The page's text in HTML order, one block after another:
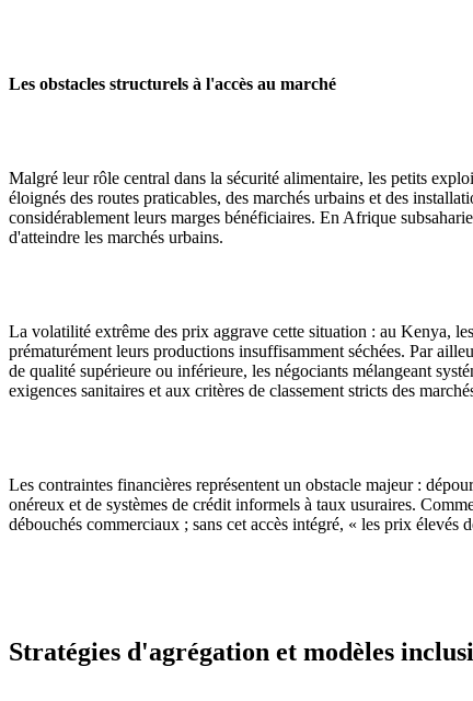
Les obstacles structurels à l'accès au marché
Malgré leur rôle central dans la sécurité alimentaire, les petits
éloignés des routes praticables, des marchés urbains et des
considérablement leurs marges bénéficiaires. En Afrique
d'atteindre les marchés urbains.
La volatilité extrême des prix aggrave cette situation : au Kenya,
prématurément leurs productions insuffisamment séchées. Par
de qualité supérieure ou inférieure, les négociants mélangeant
exigences sanitaires et aux critères de classement stricts des
Les contraintes financières représentent un obstacle majeur :
onéreux et de systèmes de crédit informels à taux usuraires.
débouchés commerciaux ; sans cet accès intégré, « les prix
Stratégies d'agrégation et modèles